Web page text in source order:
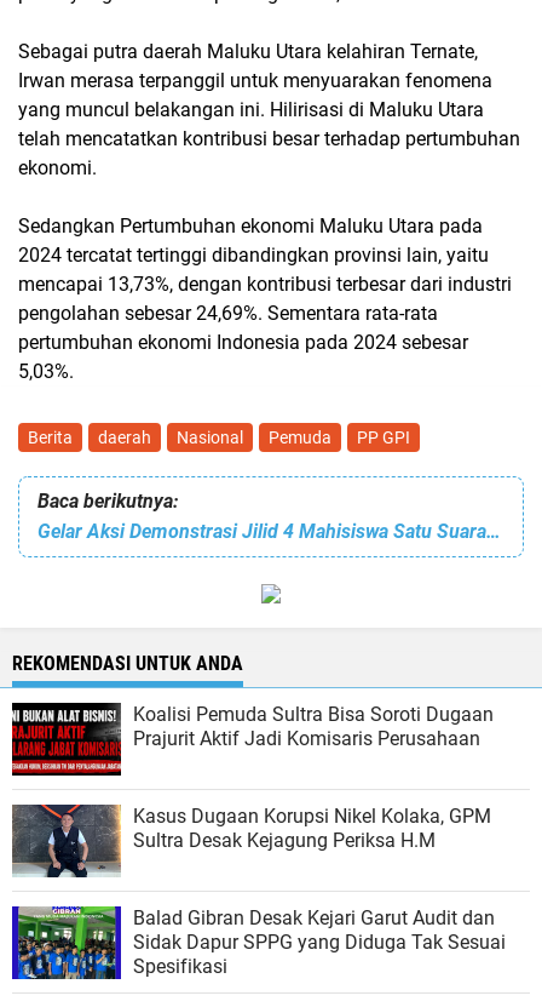
Sebagai putra daerah Maluku Utara kelahiran Ternate,
Irwan merasa terpanggil untuk menyuarakan fenomena
yang muncul belakangan ini. Hilirisasi di Maluku Utara
telah mencatatkan kontribusi besar terhadap pertumbuhan
ekonomi.
Sedangkan Pertumbuhan ekonomi Maluku Utara pada
2024 tercatat tertinggi dibandingkan provinsi lain, yaitu
mencapai 13,73%, dengan kontribusi terbesar dari industri
pengolahan sebesar 24,69%. Sementara rata-rata
pertumbuhan ekonomi Indonesia pada 2024 sebesar
5,03%.
Berita daerah Nasional Pemuda PP GPI
Baca berikutnya:
Gelar Aksi Demonstrasi Jilid 4 Mahisiswa Satu Suara Lantang: Bongkar Keterlibatan Kapolres Kolut Dalam Praktik Tambang Ilegal PT. Kasmar Tiar Raya
REKOMENDASI UNTUK ANDA
Koalisi Pemuda Sultra Bisa Soroti Dugaan
Prajurit Aktif Jadi Komisaris Perusahaan
Kasus Dugaan Korupsi Nikel Kolaka, GPM
Sultra Desak Kejagung Periksa H.M
Balad Gibran Desak Kejari Garut Audit dan
Sidak Dapur SPPG yang Diduga Tak Sesuai
Spesifikasi